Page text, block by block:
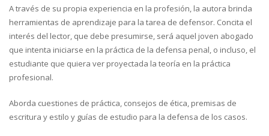
A través de su propia experiencia en la profesión, la autora brinda
herramientas de aprendizaje para la tarea de defensor. Concita el
interés del lector, que debe presumirse, será aquel joven abogado
que intenta iniciarse en la práctica de la defensa penal, o incluso, el
estudiante que quiera ver proyectada la teoría en la práctica
profesional.
Aborda cuestiones de práctica, consejos de ética, premisas de
escritura y estilo y guías de estudio para la defensa de los casos.